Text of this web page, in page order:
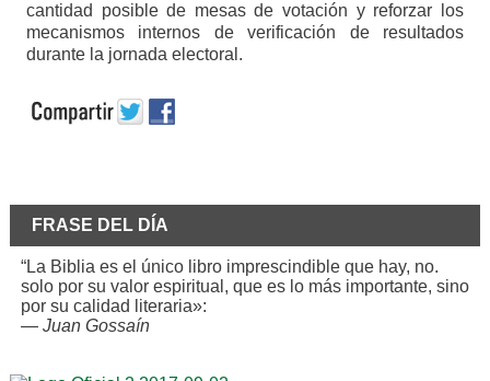
cantidad posible de mesas de votación y reforzar los
mecanismos internos de verificación de resultados
durante la jornada electoral.
FRASE DEL DÍA
“La Biblia es el único libro imprescindible que hay, no.
solo por su valor espiritual, que es lo más importante, sino
por su calidad literaria»:
— Juan Gossaín